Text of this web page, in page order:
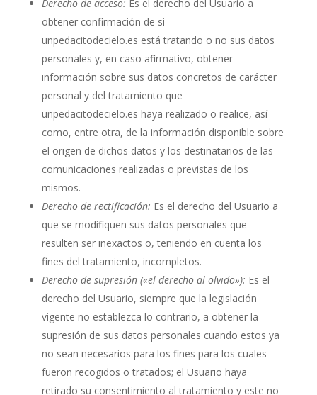
Derecho de acceso: Es el derecho del Usuario a
obtener confirmación de si
unpedacitodecielo.es está tratando o no sus datos
personales y, en caso afirmativo, obtener
información sobre sus datos concretos de carácter
personal y del tratamiento que
unpedacitodecielo.es haya realizado o realice, así
como, entre otra, de la información disponible sobre
el origen de dichos datos y los destinatarios de las
comunicaciones realizadas o previstas de los
mismos.
Derecho de rectificación: Es el derecho del Usuario a
que se modifiquen sus datos personales que
resulten ser inexactos o, teniendo en cuenta los
fines del tratamiento, incompletos.
Derecho de supresión («el derecho al olvido»): Es el
derecho del Usuario, siempre que la legislación
vigente no establezca lo contrario, a obtener la
supresión de sus datos personales cuando estos ya
no sean necesarios para los fines para los cuales
fueron recogidos o tratados; el Usuario haya
retirado su consentimiento al tratamiento y este no